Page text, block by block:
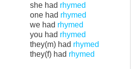
she had rhymed
one had rhymed
we had rhymed
you had rhymed
they(m) had rhymed
they(f) had rhymed